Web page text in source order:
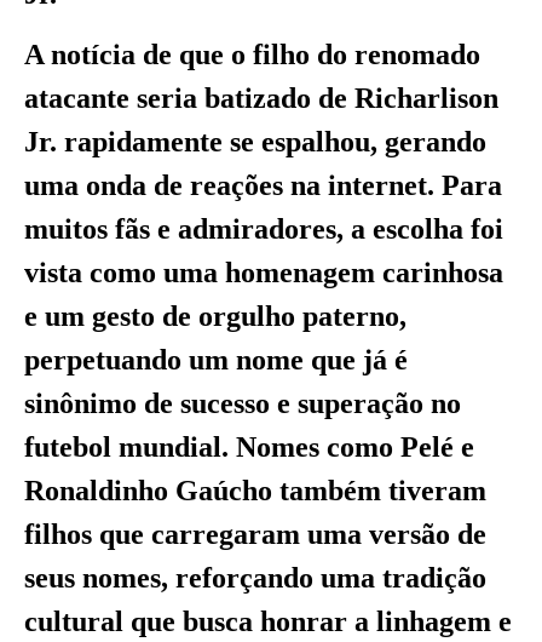
A notícia de que o filho do renomado
atacante seria batizado de Richarlison
Jr. rapidamente se espalhou, gerando
uma onda de reações na internet. Para
muitos fãs e admiradores, a escolha foi
vista como uma homenagem carinhosa
e um gesto de orgulho paterno,
perpetuando um nome que já é
sinônimo de sucesso e superação no
futebol mundial. Nomes como Pelé e
Ronaldinho Gaúcho também tiveram
filhos que carregaram uma versão de
seus nomes, reforçando uma tradição
cultural que busca honrar a linhagem e